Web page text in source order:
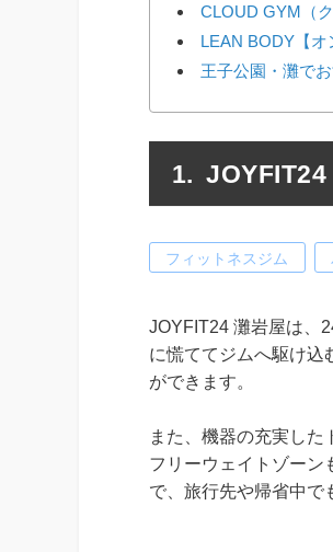
CLOUD GYM（
LEAN BODY【オ
王子公園・灘で
JOYFIT24
フィットネスジム
JOYFIT24 灘岩屋は、
に慌ててジムへ駆け込
ができます。
また、機器の充実した
フリーウェイトゾーン
で、旅行先や帰省中で